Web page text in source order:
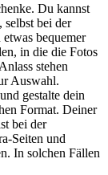
Du kannst
selbst bei der
bequemer
in die die Fotos
stehen
Auswahl.
gestalte dein
Format. Deiner
bei der
Seiten und
In solchen Fällen